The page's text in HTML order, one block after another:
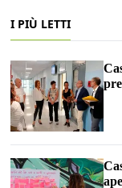
I PIÙ LETTI